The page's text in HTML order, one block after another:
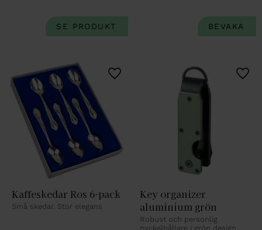
Kaffeskedar Ros 6-pack
Små skedar. Stor elegans
Lägg till i favoriter
Key organizer
aluminium grön
Robust och personlig
nyckelhållare i grön design